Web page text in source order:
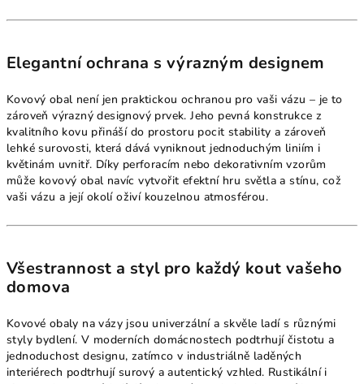
Elegantní ochrana s výrazným designem
Kovový obal není jen praktickou ochranou pro vaši vázu – je to
zároveň výrazný designový prvek. Jeho pevná konstrukce z
kvalitního kovu přináší do prostoru pocit stability a zároveň
lehké surovosti, která dává vyniknout jednoduchým liniím i
květinám uvnitř. Díky perforacím nebo dekorativním vzorům
může kovový obal navíc vytvořit efektní hru světla a stínu, což
vaši vázu a její okolí oživí kouzelnou atmosférou.
Všestrannost a styl pro každý kout vašeho
domova
Kovové obaly na vázy jsou univerzální a skvěle ladí s různými
styly bydlení. V moderních domácnostech podtrhují čistotu a
jednoduchost designu, zatímco v industriálně laděných
interiérech podtrhují surový a autentický vzhled. Rustikální i